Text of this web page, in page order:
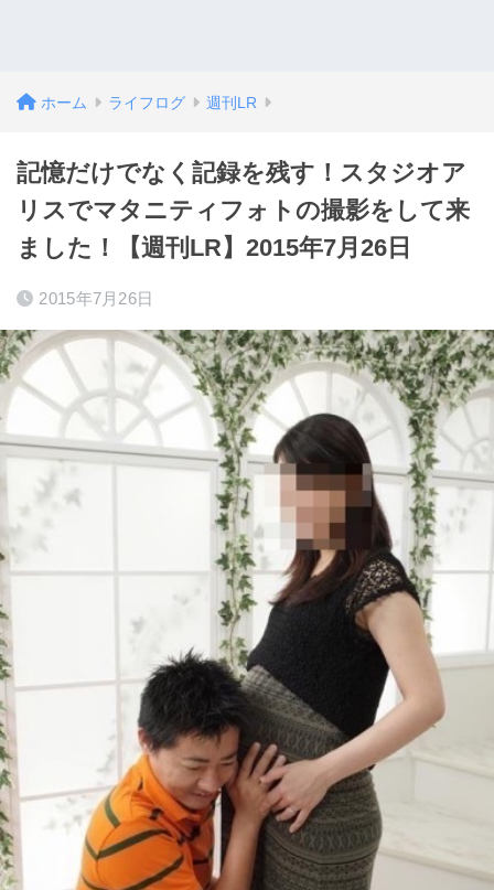
ホーム ライフログ 週刊LR
記憶だけでなく記録を残す！スタジオア
リスでマタニティフォトの撮影をして来
ました！【週刊LR】2015年7月26日
2015年7月26日